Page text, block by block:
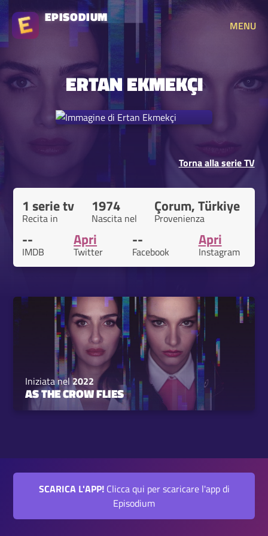
EPISODIUM
MENU
ERTAN EKMEKÇI
Torna alla serie TV
1 serie tv
Recita in
1974
Nascita nel
Çorum, Türkiye
Provenienza
--
IMDB
Apri
Twitter
--
Facebook
Apri
Instagram
Iniziata nel2022
AS THE CROW FLIES
SCARICA L'APP!Clicca qui per scaricare l'app di
Episodium